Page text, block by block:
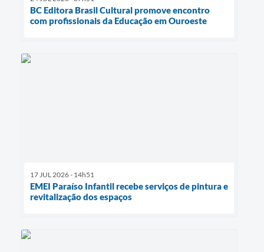
BC Editora Brasil Cultural promove encontro
com profissionais da Educação em Ouroeste
17 JUL 2026 - 14h51
EMEI Paraíso Infantil recebe serviços de pintura e
revitalização dos espaços